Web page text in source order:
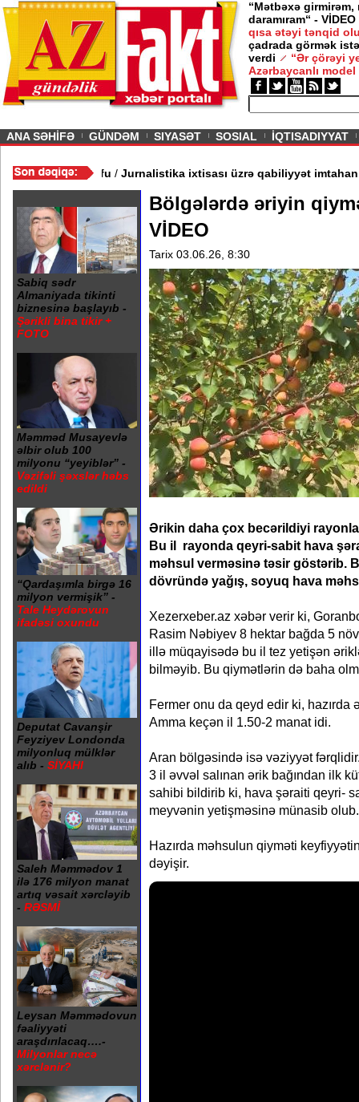
“Mətbəxə girmirəm,
daramıram“ - VİDEO
qısa ətəyi tənqid
çadrada görmək
verdi
“Ər çörəyi
Azərbaycanlı model
ANA SƏHİFƏ GÜNDƏM SIYASƏT SOSIAL İQTISADIYYAT
elitasında FSB xofu/Jurnalistika ixtisası üzrə qabiliyyət
Sabiq sədr
Almaniyada tikinti
biznesinə başlayıb -
Şərikli bina tikir +
FOTO
Məmməd Musayevlə
əlbir olub 100
milyonu “yeyiblər” -
Vəzifəli şəxslər həbs
edildi
“Qardaşımla birgə 16
milyon vermişik” -
Tale Heydərovun
ifadəsi oxundu
Deputat Cavanşir
Feyziyev Londonda
milyonluq mülklər
alıb - SİYAHI
Saleh Məmmədov 1
ilə 176 milyon manat
artıq vəsait xərcləyib
- RƏSMİ
Leysan Məmmədovun
fəaliyyəti
araşdırılacaq….-
Milyonlar necə
xərclənir?
Bölgələrdə əriyin
VİDEO
Tarix 03.06.26, 8:30
Ərikin daha çox becərildiyi
Bu il rayonda qeyri-sabit hava
məhsul verməsinə təsir göstərib.
dövründə yağış, soyuq hava
Xezerxeber.az xəbər verir ki,
Rasim Nəbiyev 8 hektar bağda 5
illə müqayisədə bu il tez yetişən
bilməyib. Bu qiymətlərin də baha
Fermer onu da qeyd edir ki, hazırda
Amma keçən il 1.50-2 manat idi.
Aran bölgəsində isə vəziyyət
3 il əvvəl salınan ərik bağından ilk
sahibi bildirib ki, hava şəraiti qeyri-
meyvənin yetişməsinə münasib olub.
Hazırda məhsulun qiyməti
dəyişir.